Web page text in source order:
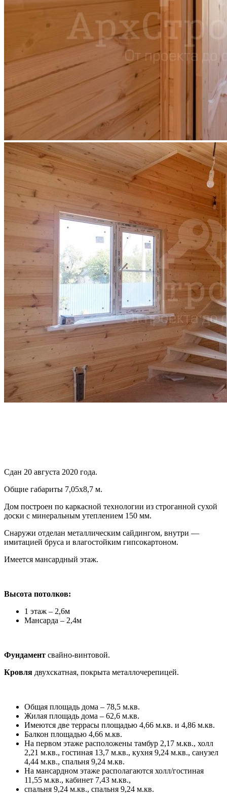
Сдан 20 августа 2020 года.
Общие габариты 7,05х8,7 м.
Дом построен по каркасной технологии из строганной сухой
доски с минеральным утеплением 150 мм.
Снаружи отделан металлическим сайдингом, внутри —
имитацией бруса и влагостойким гипсокартоном.
Имеется мансардный этаж.
Высота потолков:
1 этаж – 2,6м
Мансарда – 2,4м
Фундамент свайно-винтовой.
Кровля двухскатная, покрыта металлочерепицей.
Общая площадь дома – 78,5 м.кв.
Жилая площадь дома – 62,6 м.кв.
Имеются две террасы площадью 4,66 м.кв. и 4,86 м.кв.
Балкон площадью 4,66 м.кв.
На первом этаже расположены тамбур 2,17 м.кв., холл
2,21 м.кв., гостиная 13,7 м.кв., кухня 9,24 м.кв., санузел
4,44 м.кв., спальня 9,24 м.кв.
На мансардном этаже располагаются холл/гостиная
11,55 м.кв., кабинет 7,43 м.кв.,
спальня 9,24 м.кв., спальня 9,24 м.кв.